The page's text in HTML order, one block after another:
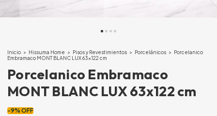
Inicio > Hissuma Home > Pisos y Revestimientos > Porcelánicos > Porcelanico
Embramaco MONT BLANC LUX 63x122 cm
Porcelanico Embramaco
MONT BLANC LUX 63x122 cm
-9% OFF